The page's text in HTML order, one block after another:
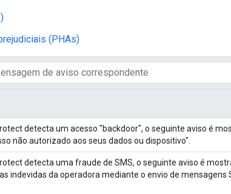
(PHAs)
detecta um acesso "backdoor", o seguinte aviso é
não autorizado aos seus dados ou dispositivo".
detecta uma fraude de SMS, o seguinte aviso é
indevidas da operadora mediante o envio de mensagens